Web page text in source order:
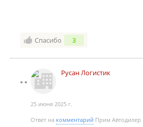
Спасибо 3
Русан Логистик
25 июня 2025 г.
Ответ на комментарий Прим Автодилер